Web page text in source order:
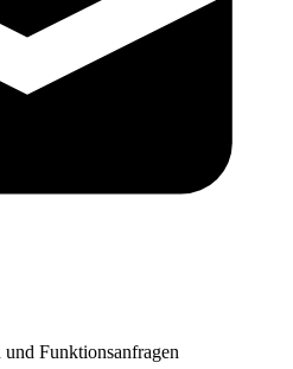
Funktionsanfragen